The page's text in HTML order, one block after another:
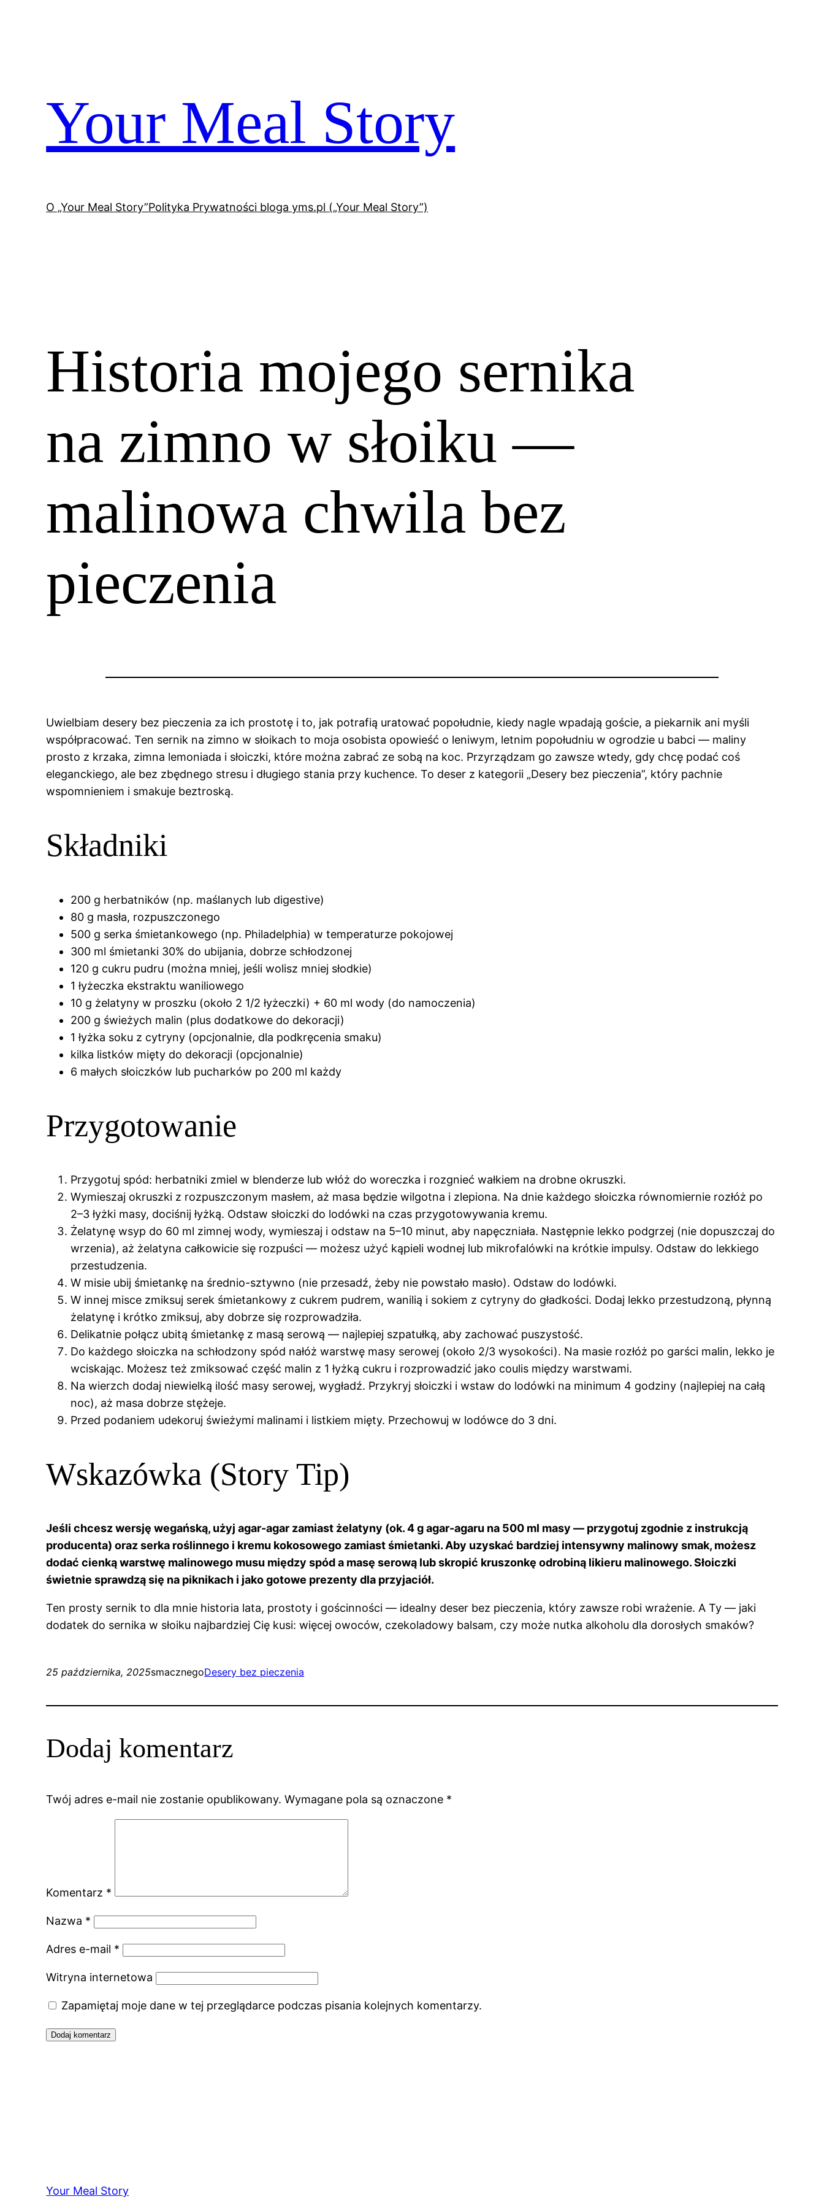
Your Meal Story
O „Your Meal Story”Polityka Prywatności bloga yms.pl („Your Meal Story”)
Historia mojego sernika
na zimno w słoiku —
malinowa chwila bez
pieczenia
Uwielbiam desery bez pieczenia za ich prostotę i to, jak potrafią uratować popołudnie, kiedy nagle wpadają goście, a piekarnik ani myśli
współpracować. Ten sernik na zimno w słoikach to moja osobista opowieść o leniwym, letnim popołudniu w ogrodzie u babci — maliny
prosto z krzaka, zimna lemoniada i słoiczki, które można zabrać ze sobą na koc. Przyrządzam go zawsze wtedy, gdy chcę podać coś
eleganckiego, ale bez zbędnego stresu i długiego stania przy kuchence. To deser z kategorii „Desery bez pieczenia”, który pachnie
wspomnieniem i smakuje beztroską.
Składniki
200 g herbatników (np. maślanych lub digestive)
80 g masła, rozpuszczonego
500 g serka śmietankowego (np. Philadelphia) w temperaturze pokojowej
300 ml śmietanki 30% do ubijania, dobrze schłodzonej
120 g cukru pudru (można mniej, jeśli wolisz mniej słodkie)
1 łyżeczka ekstraktu waniliowego
10 g żelatyny w proszku (około 2 1/2 łyżeczki) + 60 ml wody (do namoczenia)
200 g świeżych malin (plus dodatkowe do dekoracji)
1 łyżka soku z cytryny (opcjonalnie, dla podkręcenia smaku)
kilka listków mięty do dekoracji (opcjonalnie)
6 małych słoiczków lub pucharków po 200 ml każdy
Przygotowanie
Przygotuj spód: herbatniki zmiel w blenderze lub włóż do woreczka i rozgnieć wałkiem na drobne okruszki.
Wymieszaj okruszki z rozpuszczonym masłem, aż masa będzie wilgotna i zlepiona. Na dnie każdego słoiczka równomiernie rozłóż po
2–3 łyżki masy, dociśnij łyżką. Odstaw słoiczki do lodówki na czas przygotowywania kremu.
Żelatynę wsyp do 60 ml zimnej wody, wymieszaj i odstaw na 5–10 minut, aby napęczniała. Następnie lekko podgrzej (nie dopuszczaj do
wrzenia), aż żelatyna całkowicie się rozpuści — możesz użyć kąpieli wodnej lub mikrofalówki na krótkie impulsy. Odstaw do lekkiego
przestudzenia.
W misie ubij śmietankę na średnio-sztywno (nie przesadź, żeby nie powstało masło). Odstaw do lodówki.
W innej misce zmiksuj serek śmietankowy z cukrem pudrem, wanilią i sokiem z cytryny do gładkości. Dodaj lekko przestudzoną, płynną
żelatynę i krótko zmiksuj, aby dobrze się rozprowadziła.
Delikatnie połącz ubitą śmietankę z masą serową — najlepiej szpatułką, aby zachować puszystość.
Do każdego słoiczka na schłodzony spód nałóż warstwę masy serowej (około 2/3 wysokości). Na masie rozłóż po garści malin, lekko je
wciskając. Możesz też zmiksować część malin z 1 łyżką cukru i rozprowadzić jako coulis między warstwami.
Na wierzch dodaj niewielką ilość masy serowej, wygładź. Przykryj słoiczki i wstaw do lodówki na minimum 4 godziny (najlepiej na całą
noc), aż masa dobrze stężeje.
Przed podaniem udekoruj świeżymi malinami i listkiem mięty. Przechowuj w lodówce do 3 dni.
Wskazówka (Story Tip)
Jeśli chcesz wersję wegańską, użyj agar-agar zamiast żelatyny (ok. 4 g agar-agaru na 500 ml masy — przygotuj zgodnie z instrukcją
producenta) oraz serka roślinnego i kremu kokosowego zamiast śmietanki. Aby uzyskać bardziej intensywny malinowy smak, możesz
dodać cienką warstwę malinowego musu między spód a masę serową lub skropić kruszonkę odrobiną likieru malinowego. Słoiczki
świetnie sprawdzą się na piknikach i jako gotowe prezenty dla przyjaciół.
Ten prosty sernik to dla mnie historia lata, prostoty i gościnności — idealny deser bez pieczenia, który zawsze robi wrażenie. A Ty — jaki
dodatek do sernika w słoiku najbardziej Cię kusi: więcej owoców, czekoladowy balsam, czy może nutka alkoholu dla dorosłych smaków?
25 października, 2025smacznegoDesery bez pieczenia
Dodaj komentarz
Twój adres e-mail nie zostanie opublikowany. Wymagane pola są oznaczone *
Komentarz *
Nazwa *
Adres e-mail *
Witryna internetowa
Zapamiętaj moje dane w tej przeglądarce podczas pisania kolejnych komentarzy.
Your Meal Story